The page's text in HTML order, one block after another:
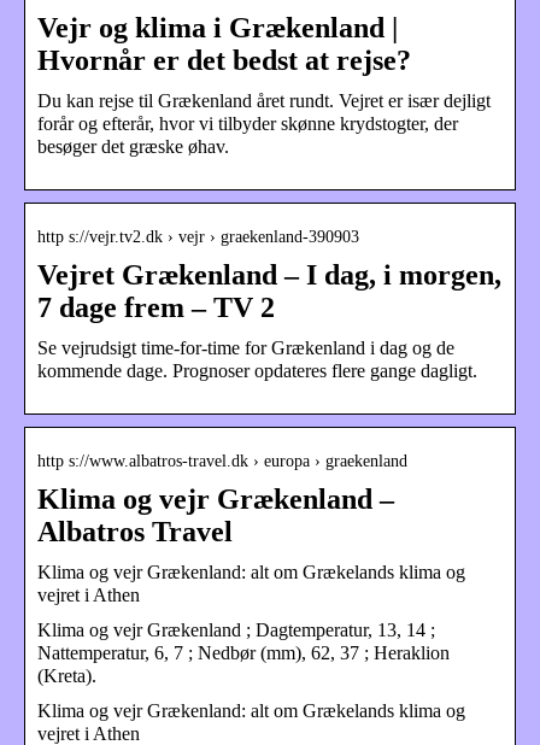
Vejr og klima i Grækenland |
Hvornår er det bedst at rejse?
Du kan rejse til Grækenland året rundt. Vejret er især dejligt
forår og efterår, hvor vi tilbyder skønne krydstogter, der
besøger det græske øhav.
http s://vejr.tv2.dk › vejr › graekenland-390903
Vejret Grækenland – I dag, i morgen,
7 dage frem – TV 2
Se vejrudsigt time-for-time for Grækenland i dag og de
kommende dage. Prognoser opdateres flere gange dagligt.
http s://www.albatros-travel.dk › europa › graekenland
Klima og vejr Grækenland –
Albatros Travel
Klima og vejr Grækenland: alt om Grækelands klima og
vejret i Athen
Klima og vejr Grækenland ; Dagtemperatur, 13, 14 ;
Nattemperatur, 6, 7 ; Nedbør (mm), 62, 37 ; Heraklion
(Kreta).
Klima og vejr Grækenland: alt om Grækelands klima og
vejret i Athen